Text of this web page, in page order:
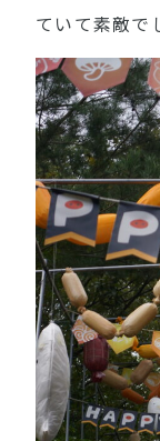
ていて素敵で